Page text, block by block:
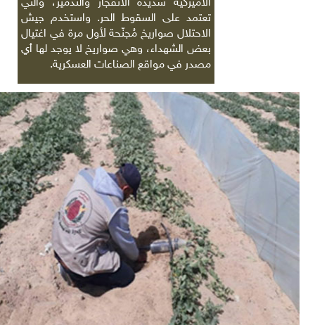
الأميركية شديدة الانفجار والتدمير، والتي
تعتمد على السقوط الحر. واستخدم جيش
الاحتلال صواريخ مُجنّحة لأول مرة في اغتيال
بعض الشهداء، وهي صواريخ لا يوجد لها أي
مصدر في مواقع الصناعات العسكرية.